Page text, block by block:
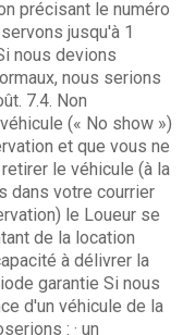
précisant le numéro
jusqu'à 1
nous devions
nous serions
7.4. Non
(« No show »)
et que vous ne
le véhicule (à la
dans votre courrier
le Loueur se
de la location
à délivrer la
garantie Si nous
d'un véhicule de la
: · un